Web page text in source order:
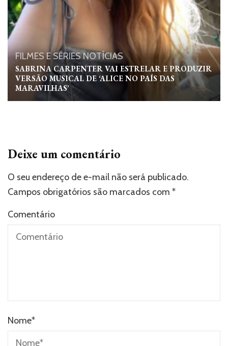
FILMES E SÉRIESNOTÍCIAS
SABRINA CARPENTER VAI ESTRELAR E PRODUZIR
VERSÃO MUSICAL DE ‘ALICE NO PAÍS DAS
MARAVILHAS’
Deixe um comentário
O seu endereço de e-mail não será publicado.
Campos obrigatórios são marcados com *
Comentário
Nome*